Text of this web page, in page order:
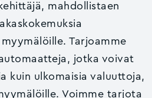
mahdollistaen
Tarjoamme
jotka voivat
kuin ulkomaisia valuuttoja,
Voimme tarjota